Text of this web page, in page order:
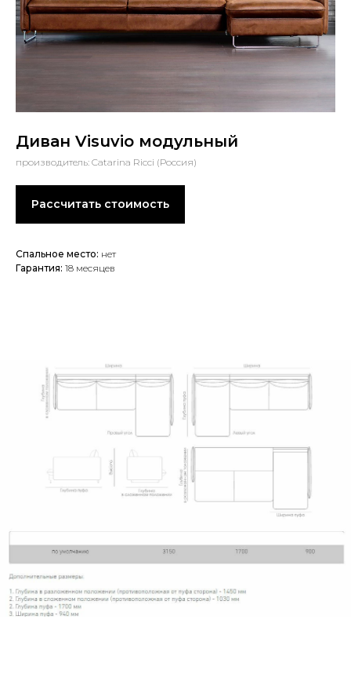
Диван Visuvio модульный
производитель: Catarina Ricci (Россия)
Рассчитать стоимость
Спальное место: нет
Гарантия: 18 месяцев